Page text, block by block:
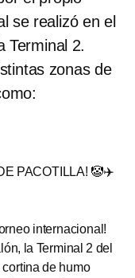
se realizó en el
Terminal 2.
zonas de
PACOTILLA! 🤡✈️
internacional!
la Terminal 2 del
de humo